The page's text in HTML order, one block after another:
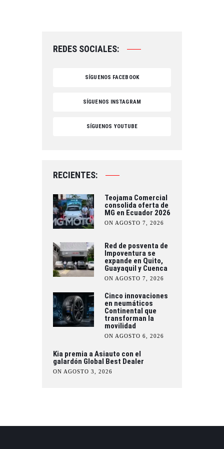
REDES SOCIALES:
SÍGUENOS FACEBOOK
SÍGUENOS INSTAGRAM
SÍGUENOS YOUTUBE
RECIENTES:
Teojama Comercial
consolida oferta de
MG en Ecuador 2026
ON AGOSTO 7, 2026
Red de posventa de
Impoventura se
expande en Quito,
Guayaquil y Cuenca
ON AGOSTO 7, 2026
Cinco innovaciones
en neumáticos
Continental que
transforman la
movilidad
ON AGOSTO 6, 2026
Kia premia a Asiauto con el
galardón Global Best Dealer
ON AGOSTO 3, 2026